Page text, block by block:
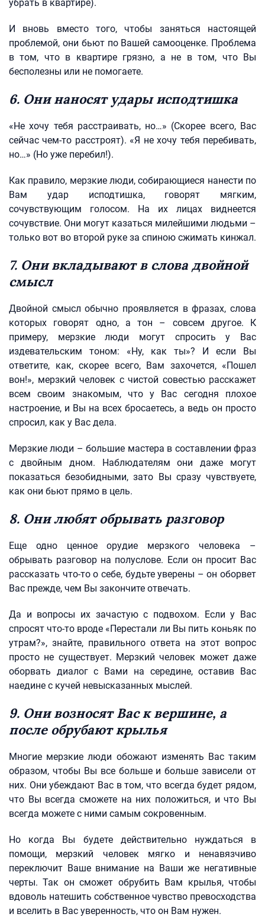
убрать в квартире).
И вновь вместо того, чтобы заняться настоящей
проблемой, они бьют по Вашей самооценке. Проблема
в том, что в квартире грязно, а не в том, что Вы
бесполезны или не помогаете.
6. Они наносят удары исподтишка
«Не хочу тебя расстраивать, но…» (Скорее всего, Вас
сейчас чем-то расстроят). «Я не хочу тебя перебивать,
но…» (Но уже перебил!).
Как правило, мерзкие люди, собирающиеся нанести по
Вам удар исподтишка, говорят мягким,
сочувствующим голосом. На их лицах виднеется
сочувствие. Они могут казаться милейшими людьми –
только вот во второй руке за спиною сжимать кинжал.
7. Они вкладывают в слова двойной
смысл
Двойной смысл обычно проявляется в фразах, слова
которых говорят одно, а тон – совсем другое. К
примеру, мерзкие люди могут спросить у Вас
издевательским тоном: «Ну, как ты»? И если Вы
ответите, как, скорее всего, Вам захочется, «Пошел
вон!», мерзкий человек с чистой совестью расскажет
всем своим знакомым, что у Вас сегодня плохое
настроение, и Вы на всех бросаетесь, а ведь он просто
спросил, как у Вас дела.
Мерзкие люди – большие мастера в составлении фраз
с двойным дном. Наблюдателям они даже могут
показаться безобидными, зато Вы сразу чувствуете,
как они бьют прямо в цель.
8. Они любят обрывать разговор
Еще одно ценное орудие мерзкого человека –
обрывать разговор на полуслове. Если он просит Вас
рассказать что-то о себе, будьте уверены – он оборвет
Вас прежде, чем Вы закончите отвечать.
Да и вопросы их зачастую с подвохом. Если у Вас
спросят что-то вроде «Перестали ли Вы пить коньяк по
утрам?», знайте, правильного ответа на этот вопрос
просто не существует. Мерзкий человек может даже
оборвать диалог с Вами на середине, оставив Вас
наедине с кучей невысказанных мыслей.
9. Они возносят Вас к вершине, а
после обрубают крылья
Многие мерзкие люди обожают изменять Вас таким
образом, чтобы Вы все больше и больше зависели от
них. Они убеждают Вас в том, что всегда будет рядом,
что Вы всегда сможете на них положиться, и что Вы
всегда можете с ними самым сокровенным.
Но когда Вы будете действительно нуждаться в
помощи, мерзкий человек мягко и ненавязчиво
переключит Ваше внимание на Ваши же негативные
черты. Так он сможет обрубить Вам крылья, чтобы
вдоволь натешить собственное чувство превосходства
и вселить в Вас уверенность, что он Вам нужен.